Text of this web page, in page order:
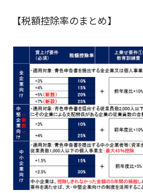
【税額控除率のまとめ】